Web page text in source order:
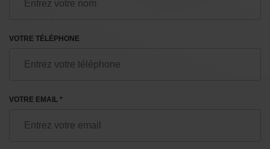
VOTRE TÉLÉPHONE
VOTRE EMAIL *